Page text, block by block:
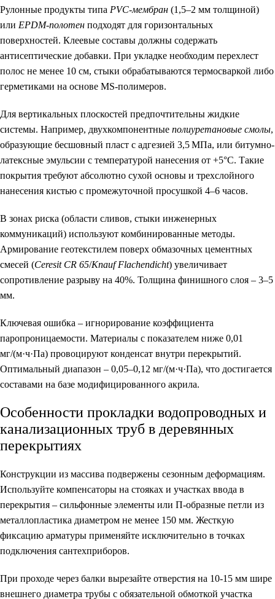
Рулонные продукты типа PVC-мембран (1,5–2 мм толщиной)
или EPDM-полотен подходят для горизонтальных
поверхностей. Клеевые составы должны содержать
антисептические добавки. При укладке необходим перехлест
полос не менее 10 см, стыки обрабатываются термосваркой либо
герметиками на основе MS-полимеров.
Для вертикальных плоскостей предпочтительны жидкие
системы. Например, двухкомпонентные полиуретановые смолы,
образующие бесшовный пласт с адгезией 3,5 МПа, или битумно-
латексные эмульсии с температурой нанесения от +5°C. Такие
покрытия требуют абсолютно сухой основы и трехслойного
нанесения кистью с промежуточной просушкой 4–6 часов.
В зонах риска (области сливов, стыки инженерных
коммуникаций) используют комбинированные методы.
Армирование геотекстилем поверх обмазочных цементных
смесей (Ceresit CR 65/Knauf Flachendicht) увеличивает
сопротивление разрыву на 40%. Толщина финишного слоя – 3–5
мм.
Ключевая ошибка – игнорирование коэффициента
паропроницаемости. Материалы с показателем ниже 0,01
мг/(м·ч·Па) провоцируют конденсат внутри перекрытий.
Оптимальный диапазон – 0,05–0,12 мг/(м·ч·Па), что достигается
составами на базе модифицированного акрила.
Особенности прокладки водопроводных и
канализационных труб в деревянных
перекрытиях
Конструкции из массива подвержены сезонным деформациям.
Используйте компенсаторы на стояках и участках ввода в
перекрытия – сильфонные элементы или П-образные петли из
металлопластика диаметром не менее 150 мм. Жесткую
фиксацию арматуры применяйте исключительно в точках
подключения сантехприборов.
При проходе через балки вырезайте отверстия на 10-15 мм шире
внешнего диаметра трубы с обязательной обмоткой участка